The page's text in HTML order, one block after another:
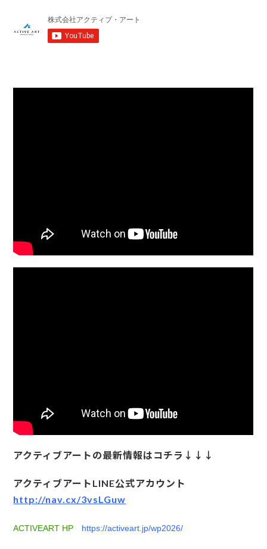
アクティブアートの最新情報はコチラ↓↓↓
アクティブアートLINE公式アカウント
http://nav.cx/3vsLGuw
ACTIVEART HP https://activeart.jp/wp2026/